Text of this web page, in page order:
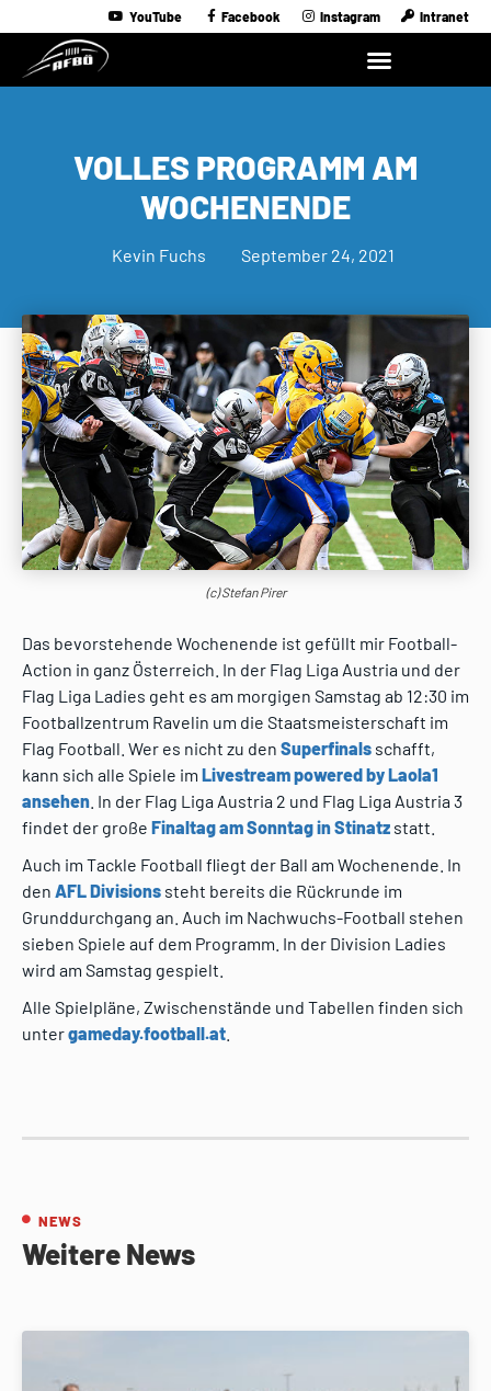
YouTube Facebook Instagram Intranet
VOLLES PROGRAMM AM
WOCHENENDE
Kevin Fuchs September 24, 2021
(c) Stefan Pirer
Das bevorstehende Wochenende ist gefüllt mir Football-
Action in ganz Österreich. In der Flag Liga Austria und der
Flag Liga Ladies geht es am morgigen Samstag ab 12:30 im
Footballzentrum Ravelin um die Staatsmeisterschaft im
Flag Football. Wer es nicht zu den Superfinals schafft,
kann sich alle Spiele im Livestream powered by Laola1
ansehen . In der Flag Liga Austria 2 und Flag Liga Austria 3
findet der große Finaltag am Sonntag in Stinatz statt.
Auch im Tackle Football fliegt der Ball am Wochenende. In
den AFL Divisions steht bereits die Rückrunde im
Grunddurchgang an. Auch im Nachwuchs-Football stehen
sieben Spiele auf dem Programm. In der Division Ladies
wird am Samstag gespielt.
Alle Spielpläne, Zwischenstände und Tabellen finden sich
untergameday.football.at
NEWS
Weitere News